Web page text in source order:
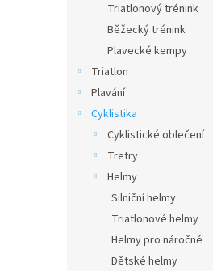
Triatlonový trénink
Běžecký trénink
Plavecké kempy
Triatlon
Plavání
Cyklistika
Cyklistické oblečení
Tretry
Helmy
Silniční helmy
Triatlonové helmy
Helmy pro náročné
Dětské helmy